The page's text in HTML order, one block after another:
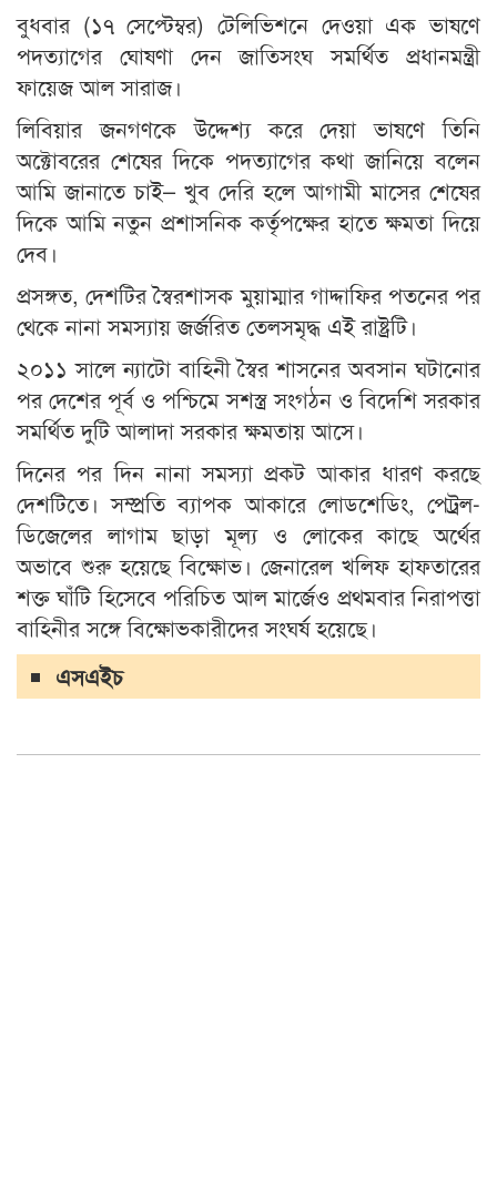
বুধবার (১৭ সেপ্টেম্বর) টেলিভিশনে দেওয়া এক ভাষণে
পদত্যাগের ঘোষণা দেন জাতিসংঘ সমর্থিত প্রধানমন্ত্রী
ফায়েজ আল সারাজ।
লিবিয়ার জনগণকে উদ্দেশ্য করে দেয়া ভাষণে তিনি
অক্টোবরের শেষের দিকে পদত্যাগের কথা জানিয়ে বলেন
আমি জানাতে চাই– খুব দেরি হলে আগামী মাসের শেষের
দিকে আমি নতুন প্রশাসনিক কর্তৃপক্ষের হাতে ক্ষমতা দিয়ে
দেব।
প্রসঙ্গত, দেশটির স্বৈরশাসক মুয়াম্মার গাদ্দাফির পতনের পর
থেকে নানা সমস্যায় জর্জরিত তেলসমৃদ্ধ এই রাষ্ট্রটি।
২০১১ সালে ন্যাটো বাহিনী স্বৈর শাসনের অবসান ঘটানোর
পর দেশের পূর্ব ও পশ্চিমে সশস্ত্র সংগঠন ও বিদেশি সরকার
সমর্থিত দুটি আলাদা সরকার ক্ষমতায় আসে।
দিনের পর দিন নানা সমস্যা প্রকট আকার ধারণ করছে
দেশটিতে। সম্প্রতি ব্যাপক আকারে লোডশেডিং, পেট্রল-
ডিজেলের লাগাম ছাড়া মূল্য ও লোকের কাছে অর্থের
অভাবে শুরু হয়েছে বিক্ষোভ। জেনারেল খলিফ হাফতারের
শক্ত ঘাঁটি হিসেবে পরিচিত আল মার্জেও প্রথমবার নিরাপত্তা
বাহিনীর সঙ্গে বিক্ষোভকারীদের সংঘর্ষ হয়েছে।
এসএইচ